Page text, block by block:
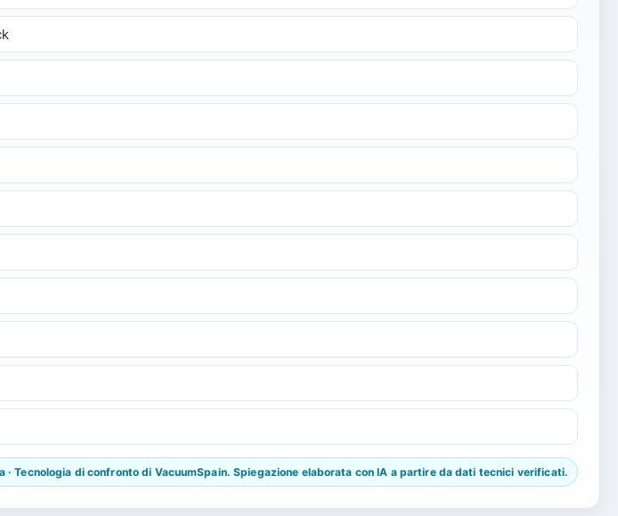
· Tecnologia di confronto di VacuumSpain. Spiegazione elaborata con IA a partire da dati tecnici verificati.